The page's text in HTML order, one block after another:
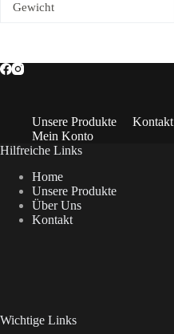
Gewicht
Unsere Produkte Kontakt
Mein Konto
Hilfreiche Links
Home
Unsere Produkte
Über Uns
Kontakt
Wichtige Links